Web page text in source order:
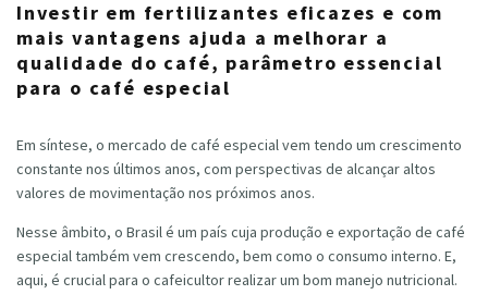
Investir em fertilizantes eficazes e com
mais vantagens ajuda a melhorar a
qualidade do café, parâmetro essencial
para o café especial
Em síntese, o mercado de café especial vem tendo um crescimento
constante nos últimos anos, com perspectivas de alcançar altos
valores de movimentação nos próximos anos.
Nesse âmbito, o Brasil é um país cuja produção e exportação de café
especial também vem crescendo, bem como o consumo interno. E,
aqui, é crucial para o cafeicultor realizar um bom manejo nutricional.